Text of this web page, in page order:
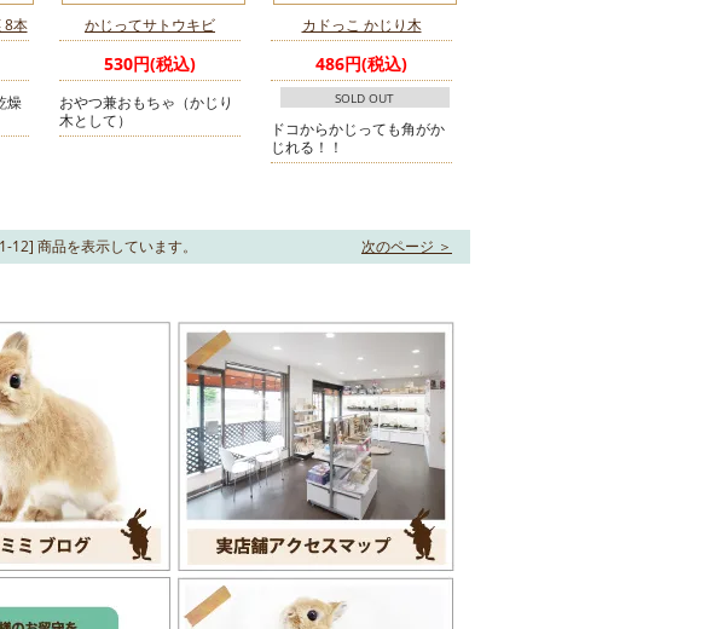
8本
燥
かじってサトウキビ
530円(税込)
おやつ兼おもちゃ（かじり
木として）
カドっこ かじり木
486円(税込)
SOLD OUT
ドコからかじっても角がか
じれる！！
12] 商品を表示しています。 次のページ ＞